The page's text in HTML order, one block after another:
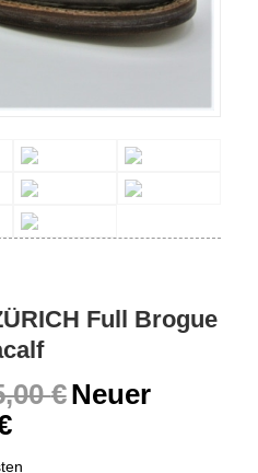
Full Brogue
€Neuer